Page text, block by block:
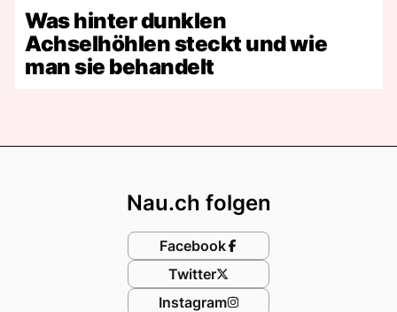
Was hinter dunklen
Achselhöhlen steckt und wie
man sie behandelt
Nau.ch folgen
Facebook
Twitter
Instagram